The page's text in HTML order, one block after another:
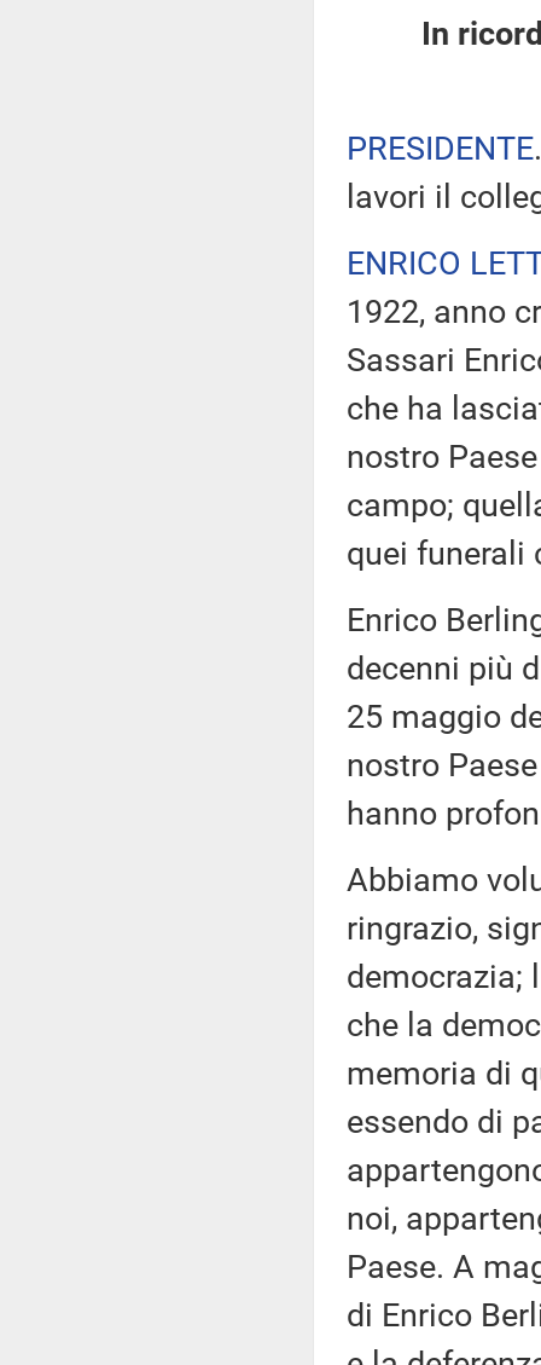
In
PRESIDENTE
lavori il
ENRICO
1922, anno
Sassari
che ha
nostro
campo;
quei funerali
Enrico
decenni più
25 maggio
nostro
hanno
Abbiamo
ringrazio,
democrazia;
che la
memoria di
essendo di
noi,
Paese. A
di Enrico